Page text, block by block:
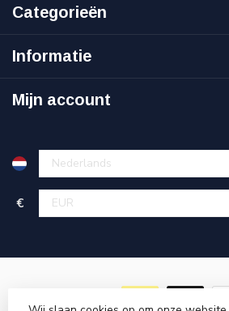
Categorieën
Informatie
Mijn account
€